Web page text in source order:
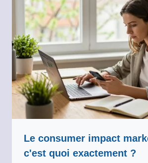
Le consumer impact
c'est quoi exactement ?